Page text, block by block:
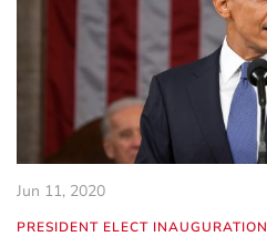
Jun 11, 2020
PRESIDENT ELECT INAUGURATION